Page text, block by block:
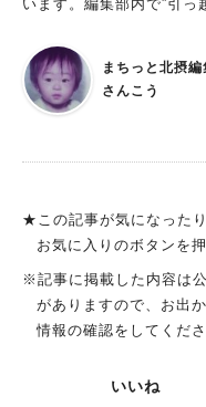
います。編集部内で”引っ
所がわからないのが困っ
然違う。 ー病院。やっぱ
ておきたい。 ーグルメ、
まちっと北摂編
さんこう
★この記事が気になった
お気に入りのボタンを
※記事に掲載した内容は
がありますので、お出
情報の確認をしてくだ
いいね